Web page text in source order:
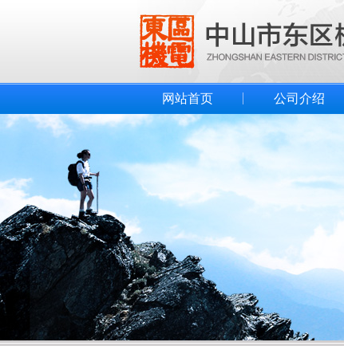
网站首页 公司介绍